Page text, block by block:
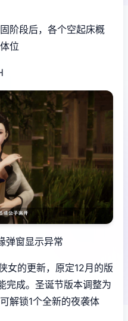
阶段后，各个空起床概
位
弹窗显示异常
女的更新，原定12月的版
完成。圣诞节版本调整为
解锁1个全新的夜袭体